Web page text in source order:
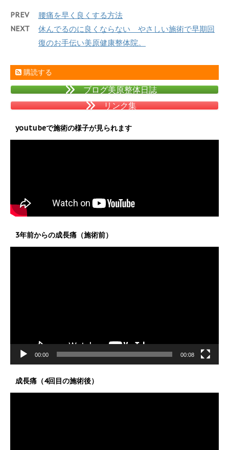
PREV 腰痛を早く良くする方法
NEXT
休んでるのに良くならない やさしい施術で早期回
復のお手伝い美原健康整体院。
購読する
ブログ美原整体日誌
リンク集
youtubeで施術の様子が見られます
3年前からの成長痛（施術前）
00:00 00:08
成長痛（4回目の施術後）